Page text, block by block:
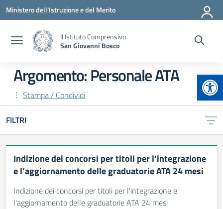
Vai ai contenuti
Vai al menu di navigazione
Vai al footer
Ministero dell'Istruzione e del Merito
II Istituto Comprensivo
San Giovanni Bosco
Argomento: Personale ATA
Stampa / Condividi
FILTRI
Indizione dei concorsi per titoli per l’integrazione
e l’aggiornamento delle graduatorie ATA 24 mesi
Indizione dei concorsi per titoli per l'integrazione e
l'aggiornamento delle graduatorie ATA 24 mesi